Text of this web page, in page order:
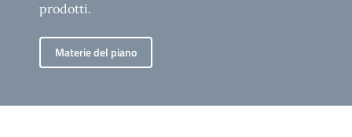
prodotti.
Materie del piano